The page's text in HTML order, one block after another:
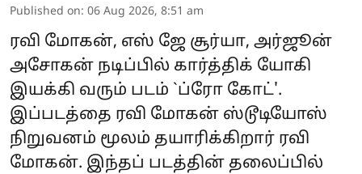
Published on: 06 Aug 2026, 8:51 am
ரவி மோகன், எஸ் ஜே சூர்யா, அர்ஜூன்
அசோகன் நடிப்பில் கார்த்திக் யோகி
இயக்கி வரும் படம் `ப்ரோ கோட்'.
இப்படத்தை ரவி மோகன் ஸ்டூடியோஸ்
நிறுவனம் மூலம் தயாரிக்கிறார் ரவி
மோகன். இந்தப் படத்தின் தலைப்பில்